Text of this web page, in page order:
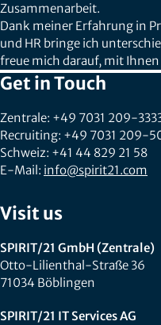
Zusammenarbeit.
Dank meiner Erfahrung in
und HR bringe ich
freue mich darauf, mit
Get in Touch
Zentrale: +49 7031 209-
Recruiting: +49 7031 209-
Schweiz: +41 44 829 21 58
E-Mail: info@spirit21.com
Visit us
SPIRIT/21 GmbH (Zentrale)
Otto-Lilienthal-Straße 36
71034 Böblingen
SPIRIT/21 IT Services AG